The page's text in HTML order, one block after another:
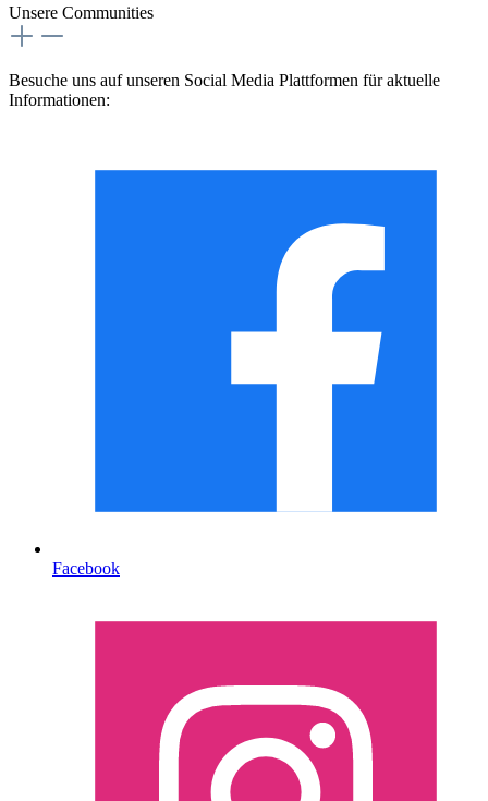
Unsere Communities
Besuche uns auf unseren Social Media Plattformen für aktuelle
Informationen:
Facebook